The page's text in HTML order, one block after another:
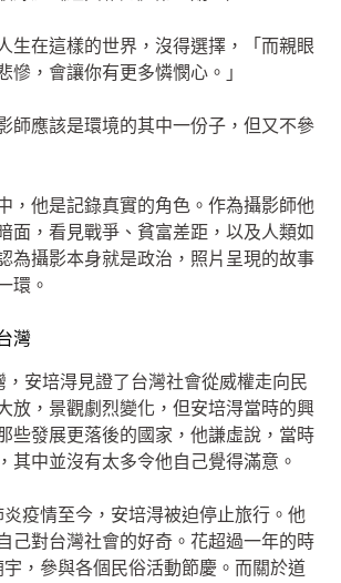
生在這樣的世界，沒得選擇，「而親眼
慘，會讓你有更多憐憫心。」
師應該是環境的其中一份子，但又不參
，他是記錄真實的角色。作為攝影師他
面，看見戰爭、貧富差距，以及人類如
為攝影本身就是政治，照片呈現的故事
環。
灣
，安培淂見證了台灣社會從威權走向民
放，景觀劇烈變化，但安培淂當時的興
些發展更落後的國家，他謙虛說，當時
其中並沒有太多令他自己覺得滿意。
炎疫情至今，安培淂被迫停止旅行。他
己對台灣社會的好奇。花超過一年的時
宇，參與各個民俗活動節慶。而關於道